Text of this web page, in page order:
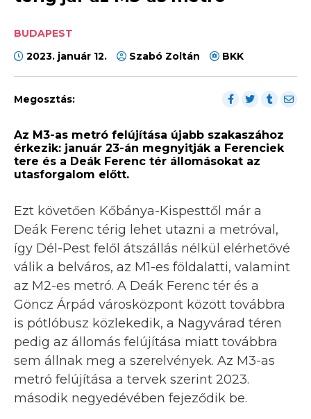
BUDAPEST
2023. január 12.
Szabó Zoltán BKK
Megosztás:
Az M3-as metró felújítása újabb szakaszához
érkezik: január 23-án megnyitják a Ferenciek
tere és a Deák Ferenc tér állomásokat az
utasforgalom előtt.
Ezt követően Kőbánya-Kispesttől már a
Deák Ferenc térig lehet utazni a metróval,
így Dél-Pest felől átszállás nélkül elérhetővé
válik a belváros, az M1-es földalatti, valamint
az M2-es metró. A Deák Ferenc tér és a
Göncz Árpád városközpont között továbbra
is pótlóbusz közlekedik, a Nagyvárad téren
pedig az állomás felújítása miatt továbbra
sem állnak meg a szerelvények. Az M3-as
metró felújítása a tervek szerint 2023.
második negyedévében fejeződik be.